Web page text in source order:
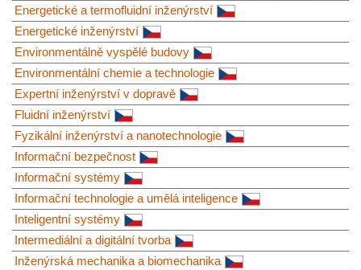
Energetické a termofluidní inženýrství
Energetické inženýrství
Environmentálně vyspělé budovy
Environmentální chemie a technologie
Expertní inženýrství v dopravě
Fluidní inženýrství
Fyzikální inženýrství a nanotechnologie
Informační bezpečnost
Informační systémy
Informační technologie a umělá inteligence
Inteligentní systémy
Intermediální a digitální tvorba
Inženýrská mechanika a biomechanika